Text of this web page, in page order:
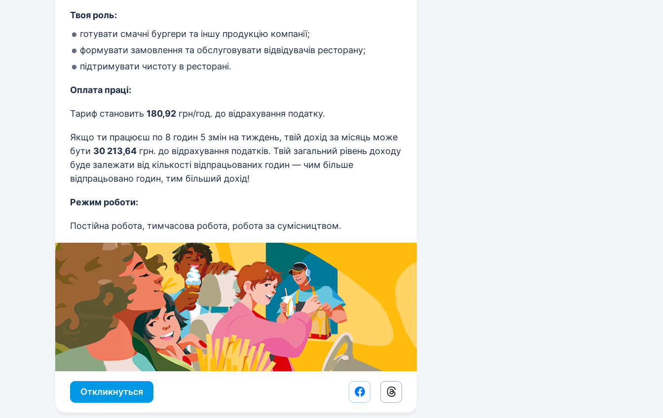
Твоя роль:
готувати смачні бургери та іншу продукцію компанії;
формувати замовлення та обслуговувати відвідувачів ресторану;
підтримувати чистоту в ресторані.
Оплата праці:
Тариф становить 180,92 грн/год. до відрахування податку.
Якщо ти працюєш по 8 годин 5 змін на тиждень, твій дохід за місяць може
бути 30 213,64 грн. до відрахування податків. Твій загальний рівень доходу
буде залежати від кількості відпрацьованих годин — чим більше
відпрацьовано годин, тим більший дохід!
Режим роботи:
Постійна робота, тимчасова робота, робота за сумісництвом.
Откликнуться Facebook share link
Threads share link